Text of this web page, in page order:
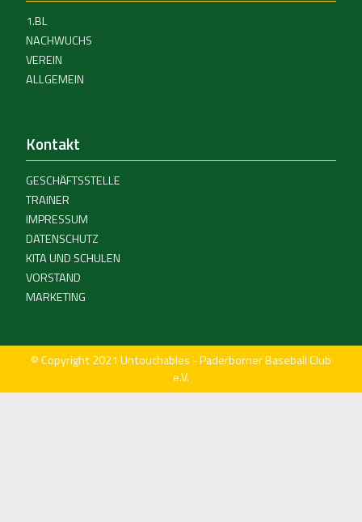
1.BL
NACHWUCHS
VEREIN
ALLGEMEIN
Kontakt
GESCHÄFTSSTELLE
TRAINER
IMPRESSUM
DATENSCHUTZ
KITA UND SCHULEN
VORSTAND
MARKETING
© Copyright 2021 Untouchables - Paderborner Baseball Club
e.V.